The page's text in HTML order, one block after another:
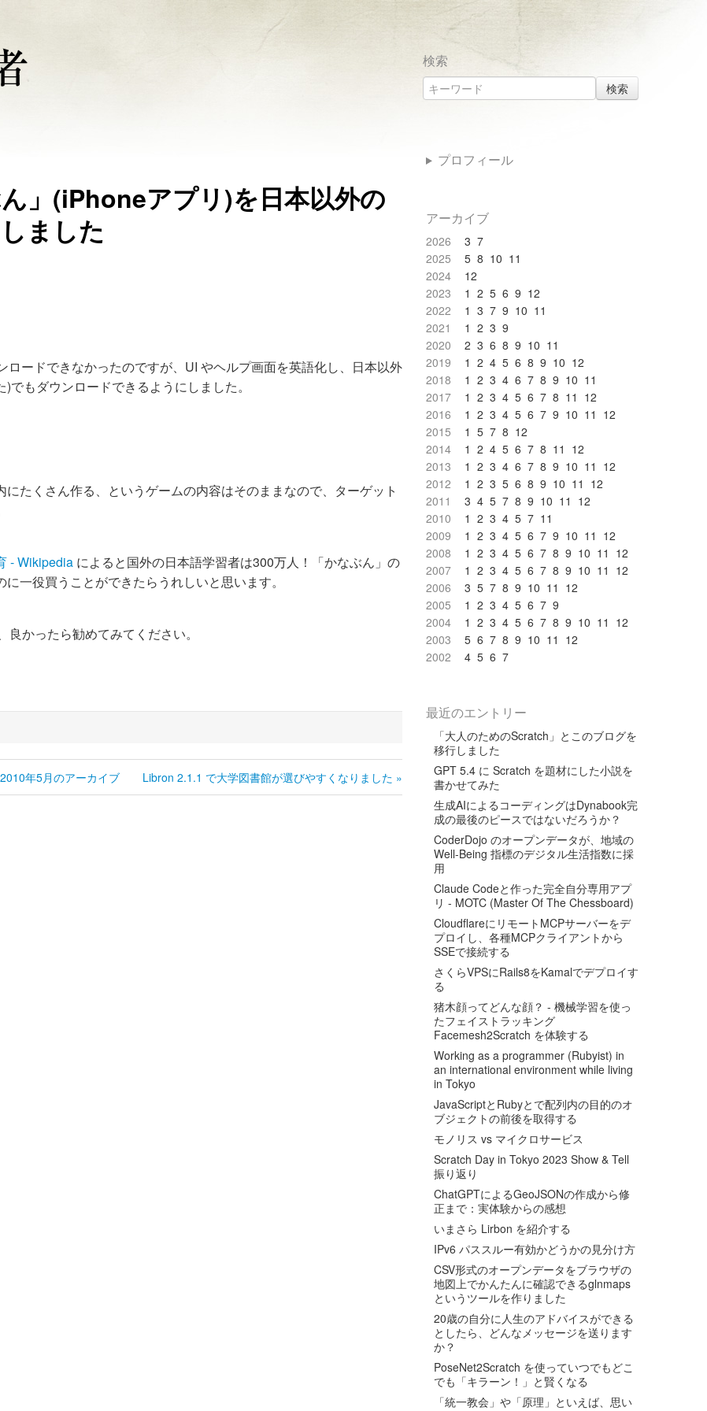
」(iPhoneアプリ)を日本以外の
ました
ードできなかったのですが、UI やヘルプ画面を英語化し、日本以外
もダウンロードできるようにしました。
たくさん作る、というゲームの内容はそのままなので、ターゲット
- Wikipedia によると国外の日本語学習者は300万人！「かなぶん」の
一役買うことができたらうれしいと思います。
かったら勧めてみてください。
2010年5月のアーカイブ Libron 2.1.1 で大学図書館が選びやすくなりました »
検索
検索
プロフィール
アーカイブ
2026 3 7
2025
5 8 10 11
2024
12
2023
1 2 5 6 9 12
2022
1 3 7 9 10 11
2021
1 2 3 9
2020
2 3 6 8 9 10 11
2019
1 2 4 5 6 8 9 10 12
2018
1 2 3 4 6 7 8 9 10 11
2017
1 2 3 4 5 6 7 8 11 12
2016
1 2 3 4 5 6 7 9 10 11 12
2015
1 5 7 8 12
2014
1 2 4 5 6 7 8 11 12
2013
1 2 3 4 6 7 8 9 10 11 12
2012
1 2 3 5 6 8 9 10 11 12
2011
3 4 5 7 8 9 10 11 12
2010
1 2 3 4 5 7 11
2009
1 2 3 4 5 6 7 9 10 11 12
2008
1 2 3 4 5 6 7 8 9 10 11 12
2007
1 2 3 4 5 6 7 8 9 10 11 12
2006
3 5 7 8 9 10 11 12
2005
1 2 3 4 5 6 7 9
2004
1 2 3 4 5 6 7 8 9 10 11 12
2003
5 6 7 8 9 10 11 12
2002
4 5 6 7
最近のエントリー
「大人のためのScratch」とこのブログを
移行しました
GPT 5.4 に Scratch を題材にした小説を
書かせてみた
生成AIによるコーディングはDynabook完
成の最後のピースではないだろうか？
CoderDojo のオープンデータが、地域の
Well-Being 指標のデジタル生活指数に採
用
Claude Codeと作った完全自分専用アプ
リ - MOTC (Master Of The Chessboard)
CloudflareにリモートMCPサーバーをデ
プロイし、各種MCPクライアントから
SSEで接続する
さくらVPSにRails8をKamalでデプロイす
る
猪木顔ってどんな顔？ - 機械学習を使っ
たフェイストラッキング
Facemesh2Scratch を体験する
Working as a programmer (Rubyist) in
an international environment while living
in Tokyo
JavaScriptとRubyとで配列内の目的のオ
ブジェクトの前後を取得する
モノリス vs マイクロサービス
Scratch Day in Tokyo 2023 Show & Tell
振り返り
ChatGPTによるGeoJSONの作成から修
正まで：実体験からの感想
いまさら Lirbon を紹介する
IPv6 パススルー有効かどうかの見分け方
CSV形式のオープンデータをブラウザの
地図上でかんたんに確認できるglnmaps
というツールを作りました
20歳の自分に人生のアドバイスができる
としたら、どんなメッセージを送ります
か？
PoseNet2Scratch を使っていつでもどこ
でも「キラーン！」と賢くなる
「統一教会」や「原理」といえば、思い